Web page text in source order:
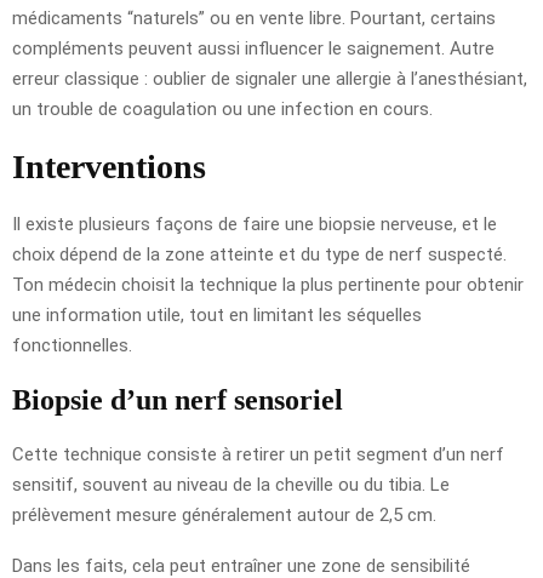
médicaments “naturels” ou en vente libre. Pourtant, certains
compléments peuvent aussi influencer le saignement. Autre
erreur classique : oublier de signaler une allergie à l’anesthésiant,
un trouble de coagulation ou une infection en cours.
Interventions
Il existe plusieurs façons de faire une biopsie nerveuse, et le
choix dépend de la zone atteinte et du type de nerf suspecté.
Ton médecin choisit la technique la plus pertinente pour obtenir
une information utile, tout en limitant les séquelles
fonctionnelles.
Biopsie d’un nerf sensoriel
Cette technique consiste à retirer un petit segment d’un nerf
sensitif, souvent au niveau de la cheville ou du tibia. Le
prélèvement mesure généralement autour de 2,5 cm.
Dans les faits, cela peut entraîner une zone de sensibilité